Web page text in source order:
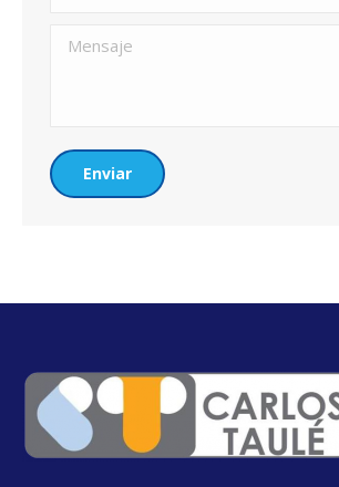
Mensaje
Enviar